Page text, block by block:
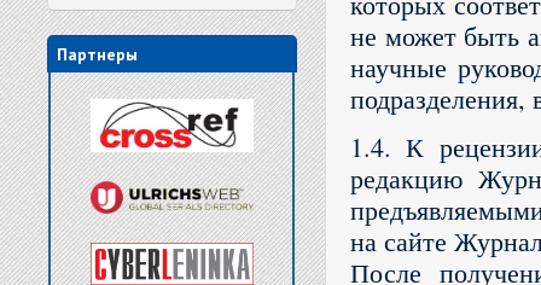
Партнеры
не может быть
научные
подразделения,
1.4. К
редакцию
на сайте
После